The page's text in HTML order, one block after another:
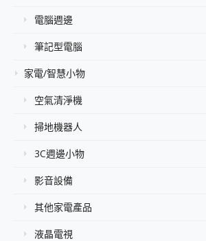
電腦週邊
筆記型電腦
家電/智慧小物
空氣清淨機
掃地機器人
3C週邊小物
影音設備
其他家電產品
液晶電視